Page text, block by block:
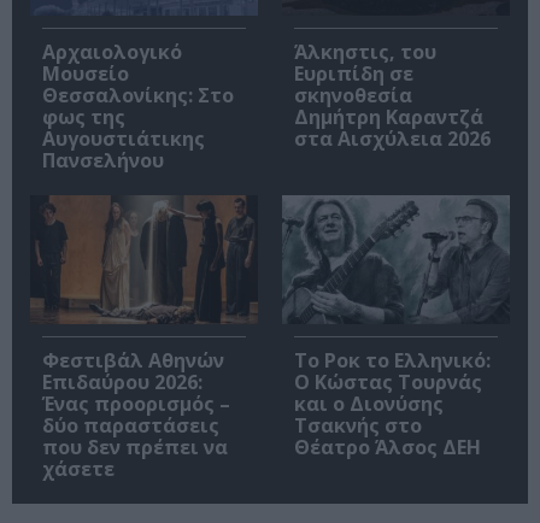
Αρχαιολογικό
Μουσείο
Θεσσαλονίκης: Στο
φως της
Αυγουστιάτικης
Πανσελήνου
Άλκηστις, του
Ευριπίδη σε
σκηνοθεσία
Δημήτρη Καραντζά
στα Αισχύλεια 2026
Φεστιβάλ Αθηνών
Επιδαύρου 2026:
Ένας προορισμός –
δύο παραστάσεις
που δεν πρέπει να
χάσετε
Το Ροκ το Ελληνικό:
Ο Κώστας Τουρνάς
και ο Διονύσης
Τσακνής στο
Θέατρο Άλσος ΔΕΗ